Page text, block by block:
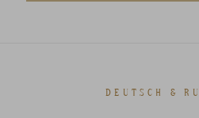
DEUTSCH &